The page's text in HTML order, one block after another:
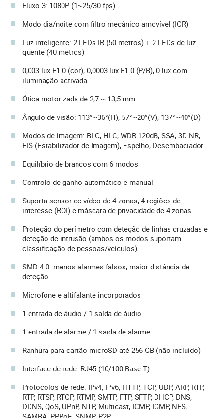
Fluxo 3: 1080P (1~25/30 fps)
Modo dia/noite com filtro mecânico amovível (ICR)
Luz inteligente: 2 LEDs IR (50 metros) + 2 LEDs de luz
quente (40 metros)
0,003 lux F1.0 (cor), 0,0003 lux F1.0 (P/B), 0 lux com
iluminação activada
Ótica motorizada de 2,7 ~ 13,5 mm
Ângulo de visão: 113°~36°(H), 57°~20°(V), 137°~40°(D)
Modos de imagem: BLC, HLC, WDR 120dB, SSA, 3D-NR,
EIS (Estabilizador de Imagem), Espelho, Desembaciador
Equilíbrio de brancos com 6 modos
Controlo de ganho automático e manual
Suporta sensor de vídeo de 4 zonas, 4 regiões de
interesse (ROI) e máscara de privacidade de 4 zonas
Proteção do perímetro com deteção de linhas cruzadas e
deteção de intrusão (ambos os modos suportam
classificação de pessoas/veículos)
SMD 4.0: menos alarmes falsos, maior distância de
deteção
Microfone e altifalante incorporados
1 entrada de áudio / 1 saída de áudio
1 entrada de alarme / 1 saída de alarme
Ranhura para cartão microSD até 256 GB (não incluído)
Interface de rede: RJ45 (10/100 Base-T)
Protocolos de rede: IPv4, IPv6, HTTP, TCP, UDP, ARP, RTP,
RTP, RTSP, RTCP, RTMP, SMTP, FTP, SFTP, DHCP, DNS,
DDNS, QoS, UPnP, NTP, Multicast, ICMP, IGMP, NFS,